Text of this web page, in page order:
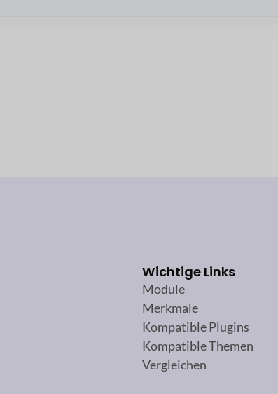
Wichtige Links
Module
Merkmale
Kompatible Plugins
Kompatible Themen
Vergleichen